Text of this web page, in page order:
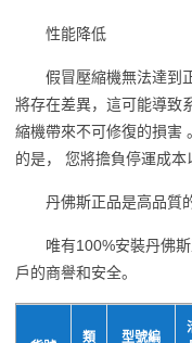
性能降低
假冒壓縮機無法達到
將存在差異，這可能導致
縮機帶來不可修復的損害
的是， 您將擔負停運成本
丹佛斯正品是高品質
唯有100%安裝丹佛
戶的商譽和安全。
類
型號編